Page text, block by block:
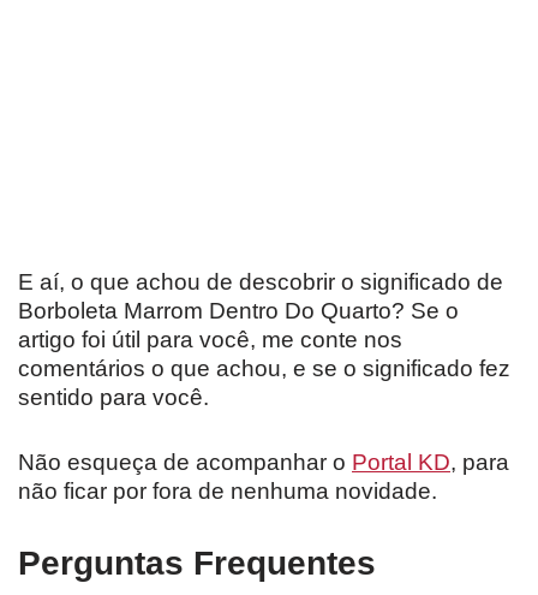
E aí, o que achou de descobrir o significado de
Borboleta Marrom Dentro Do Quarto? Se o
artigo foi útil para você, me conte nos
comentários o que achou, e se o significado fez
sentido para você.
Não esqueça de acompanhar o Portal KD, para
não ficar por fora de nenhuma novidade.
Perguntas Frequentes